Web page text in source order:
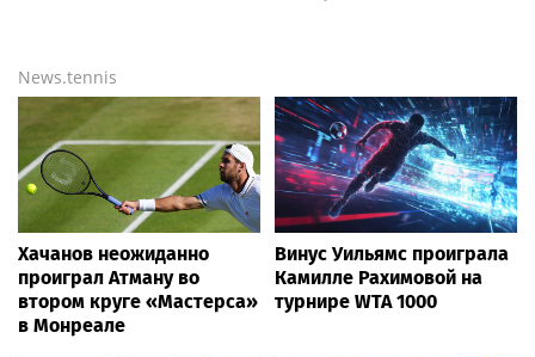
News.tennis
Хачанов неожиданно
проиграл Атману во
втором круге «Мастерса»
в Монреале
Винус Уильямс проиграла
Камилле Рахимовой на
турнире WTA 1000